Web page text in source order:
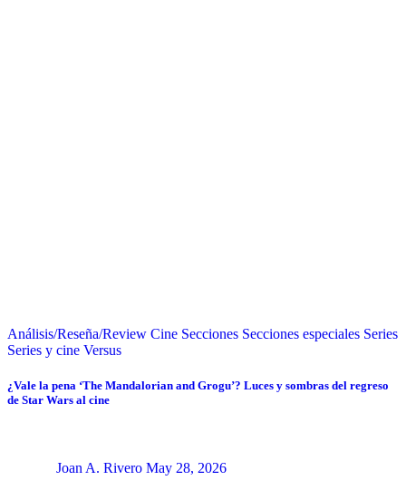
Análisis/Reseña/Review Cine Secciones Secciones especiales Series
Series y cine Versus
¿Vale la pena ‘The Mandalorian and Grogu’? Luces y sombras del regreso
de Star Wars al cine
Joan A. Rivero May 28, 2026